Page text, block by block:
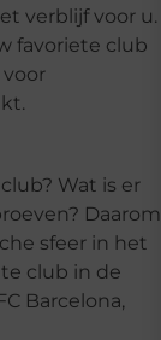
verblijf voor u.
favoriete club
Wat is er
Daarom
sfeer in het
club in de
Barcelona,